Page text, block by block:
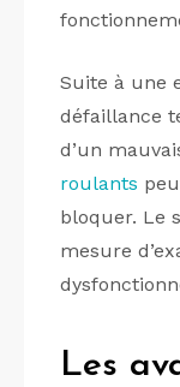
Suite à une
défaillance
d’un
roulants
bloquer. Le
mesure
Les